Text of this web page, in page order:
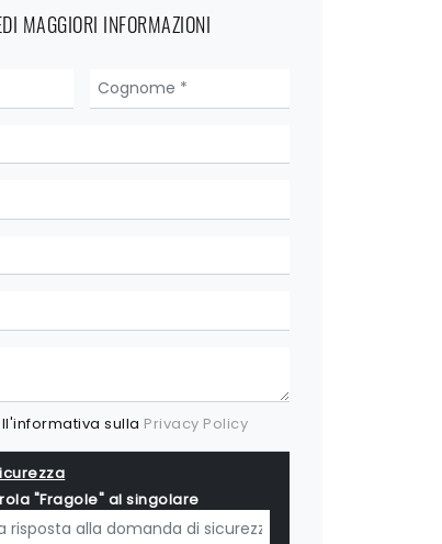
MAGGIORI INFORMAZIONI
sulla Privacy Policy
"Fragole" al singolare